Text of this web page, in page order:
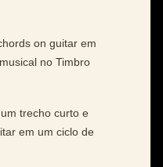
on guitar em
no Timbro
trecho curto e
em um ciclo de